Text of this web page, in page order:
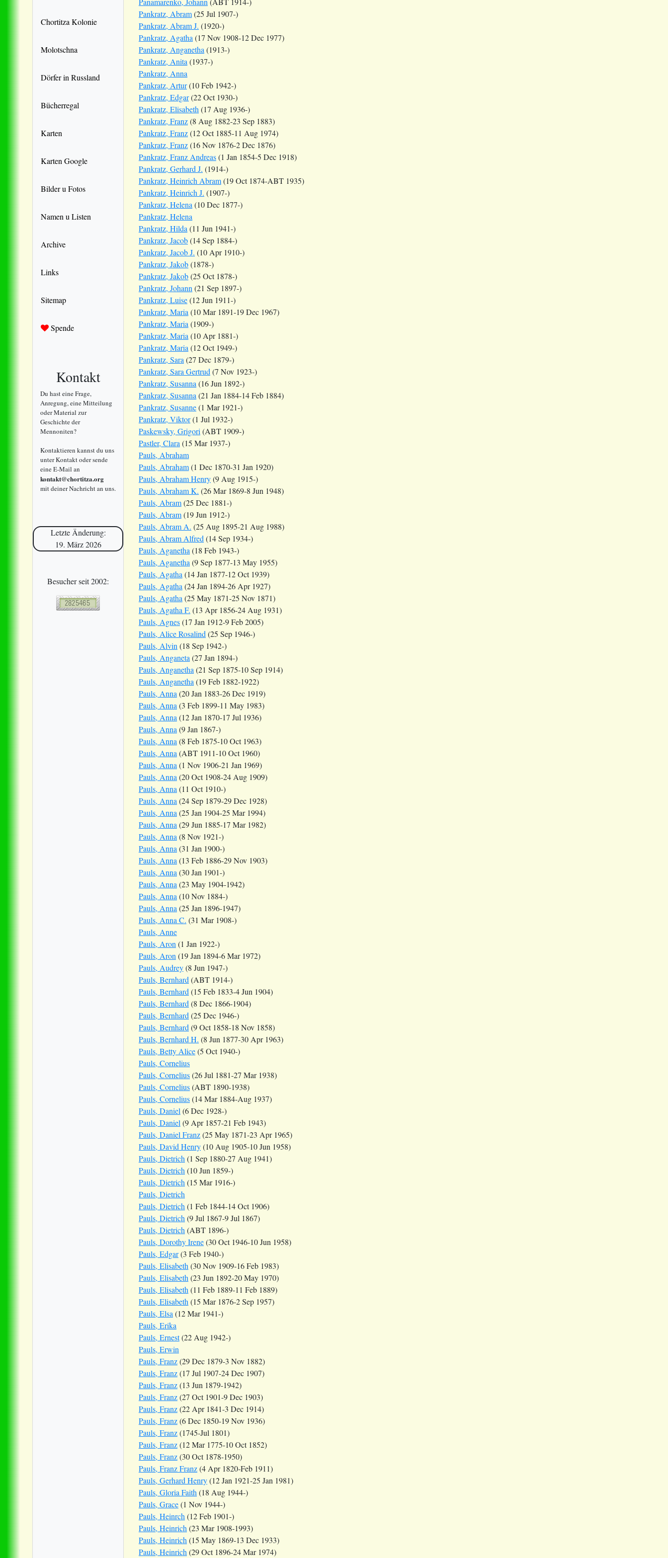
Chortitza Kolonie
Molotschna
Dörfer in Russland
Bücherregal
Karten
Karten Google
Bilder u Fotos
Namen u Listen
Archive
Links
Sitemap
Spende
Kontakt
Du hast eine Frage,
Anregung, eine Mitteilung
oder Material zur
Geschichte der
Mennoniten?
Kontaktieren kannst du uns
unter Kontakt oder sende
eine E-Mail an
kontakt@chortitza.org
mit deiner Nachricht an uns.
Letzte Änderung:
19. März 2026
Besucher seit 2002:
Pankratz, Abram(25 Jul 1907-)
Pankratz, Abram J. (1920-)
Pankratz, Agatha (17 Nov 1908-12 Dec 1977)
Pankratz, Anganetha (1913-)
Pankratz, Anita (1937-)
Pankratz, Anna
Pankratz, Artur(10 Feb 1942-)
Pankratz, Edgar(22 Oct 1930-)
Pankratz, Elisabeth (17 Aug 1936-)
Pankratz, Franz(8 Aug 1882-23 Sep 1883)
Pankratz, Franz(12 Oct 1885-11 Aug 1974)
Pankratz, Franz(16 Nov 1876-2 Dec 1876)
Pankratz, Franz Andreas(1 Jan 1854-5 Dec 1918)
Pankratz, Gerhard J. (1914-)
Pankratz, Heinrich Abram(19 Oct 1874-ABT 1935)
Pankratz, Heinrich J. (1907-)
Pankratz, Helena (10 Dec 1877-)
Pankratz, Helena
Pankratz, Hilda (11 Jun 1941-)
Pankratz, Jacob(14 Sep 1884-)
Pankratz, Jacob J. (10 Apr 1910-)
Pankratz, Jakob(1878-)
Pankratz, Jakob(25 Oct 1878-)
Pankratz, Johann (21 Sep 1897-)
Pankratz, Luise(12 Jun 1911-)
Pankratz, Maria (10 Mar 1891-19 Dec 1967)
Pankratz, Maria (1909-)
Pankratz, Maria (10 Apr 1881-)
Pankratz, Maria (12 Oct 1949-)
Pankratz, Sara (27 Dec 1879-)
Pankratz, Sara Gertrud (7 Nov 1923-)
Pankratz, Susanna (16 Jun 1892-)
Pankratz, Susanna (21 Jan 1884-14 Feb 1884)
Pankratz, Susanne(1 Mar 1921-)
Pankratz, Viktor(1 Jul 1932-)
Paskewsky, Grigori (ABT 1909-)
Pastler, Clara (15 Mar 1937-)
Pauls, Abraham
Pauls, Abraham(1 Dec 1870-31 Jan 1920)
Pauls, Abraham Henry(9 Aug 1915-)
Pauls, Abraham K. (26 Mar 1869-8 Jun 1948)
Pauls, Abram(25 Dec 1881-)
Pauls, Abram(19 Jun 1912-)
Pauls, Abram A. (25 Aug 1895-21 Aug 1988)
Pauls, Abram Alfred (14 Sep 1934-)
Pauls, Aganetha (18 Feb 1943-)
Pauls, Aganetha (9 Sep 1877-13 May 1955)
Pauls, Agatha (14 Jan 1877-12 Oct 1939)
Pauls, Agatha (24 Jan 1894-26 Apr 1927)
Pauls, Agatha (25 May 1871-25 Nov 1871)
Pauls, Agatha F. (13 Apr 1856-24 Aug 1931)
Pauls, Agnes(17 Jan 1912-9 Feb 2005)
Pauls, Alice Rosalind (25 Sep 1946-)
Pauls, Alvin (18 Sep 1942-)
Pauls, Anganeta (27 Jan 1894-)
Pauls, Anganetha (21 Sep 1875-10 Sep 1914)
Pauls, Anganetha (19 Feb 1882-1922)
Pauls, Anna (20 Jan 1883-26 Dec 1919)
Pauls, Anna (3 Feb 1899-11 May 1983)
Pauls, Anna (12 Jan 1870-17 Jul 1936)
Pauls, Anna (9 Jan 1867-)
Pauls, Anna (8 Feb 1875-10 Oct 1963)
Pauls, Anna (ABT 1911-10 Oct 1960)
Pauls, Anna (1 Nov 1906-21 Jan 1969)
Pauls, Anna (20 Oct 1908-24 Aug 1909)
Pauls, Anna (11 Oct 1910-)
Pauls, Anna (24 Sep 1879-29 Dec 1928)
Pauls, Anna (25 Jan 1904-25 Mar 1994)
Pauls, Anna (29 Jun 1885-17 Mar 1982)
Pauls, Anna (8 Nov 1921-)
Pauls, Anna (31 Jan 1900-)
Pauls, Anna (13 Feb 1886-29 Nov 1903)
Pauls, Anna (30 Jan 1901-)
Pauls, Anna (23 May 1904-1942)
Pauls, Anna (10 Nov 1884-)
Pauls, Anna (25 Jan 1896-1947)
Pauls, Anna C. (31 Mar 1908-)
Pauls, Anne
Pauls, Aron (1 Jan 1922-)
Pauls, Aron (19 Jan 1894-6 Mar 1972)
Pauls, Audrey(8 Jun 1947-)
Pauls, Bernhard (ABT 1914-)
Pauls, Bernhard (15 Feb 1833-4 Jun 1904)
Pauls, Bernhard (8 Dec 1866-1904)
Pauls, Bernhard (25 Dec 1946-)
Pauls, Bernhard (9 Oct 1858-18 Nov 1858)
Pauls, Bernhard H. (8 Jun 1877-30 Apr 1963)
Pauls, Betty Alice(5 Oct 1940-)
Pauls, Cornelius
Pauls, Cornelius(26 Jul 1881-27 Mar 1938)
Pauls, Cornelius(ABT 1890-1938)
Pauls, Cornelius(14 Mar 1884-Aug 1937)
Pauls, Daniel (6 Dec 1928-)
Pauls, Daniel (9 Apr 1857-21 Feb 1943)
Pauls, Daniel Franz(25 May 1871-23 Apr 1965)
Pauls, David Henry(10 Aug 1905-10 Jun 1958)
Pauls, Dietrich (1 Sep 1880-27 Aug 1941)
Pauls, Dietrich (10 Jun 1859-)
Pauls, Dietrich (15 Mar 1916-)
Pauls, Dietrich
Pauls, Dietrich (1 Feb 1844-14 Oct 1906)
Pauls, Dietrich (9 Jul 1867-9 Jul 1867)
Pauls, Dietrich (ABT 1896-)
Pauls, Dorothy Irene(30 Oct 1946-10 Jun 1958)
Pauls, Edgar(3 Feb 1940-)
Pauls, Elisabeth (30 Nov 1909-16 Feb 1983)
Pauls, Elisabeth (23 Jun 1892-20 May 1970)
Pauls, Elisabeth (11 Feb 1889-11 Feb 1889)
Pauls, Elisabeth (15 Mar 1876-2 Sep 1957)
Pauls, Elsa (12 Mar 1941-)
Pauls, Erika
Pauls, Ernest(22 Aug 1942-)
Pauls, Erwin
Pauls, Franz(29 Dec 1879-3 Nov 1882)
Pauls, Franz(17 Jul 1907-24 Dec 1907)
Pauls, Franz(13 Jun 1879-1942)
Pauls, Franz(27 Oct 1901-9 Dec 1903)
Pauls, Franz(22 Apr 1841-3 Dec 1914)
Pauls, Franz(6 Dec 1850-19 Nov 1936)
Pauls, Franz(1745-Jul 1801)
Pauls, Franz(12 Mar 1775-10 Oct 1852)
Pauls, Franz(30 Oct 1878-1950)
Pauls, Franz Franz(4 Apr 1820-Feb 1911)
Pauls, Gerhard Henry(12 Jan 1921-25 Jan 1981)
Pauls, Gloria Faith (18 Aug 1944-)
Pauls, Grace(1 Nov 1944-)
Pauls, Heinrch (12 Feb 1901-)
Pauls, Heinrich (23 Mar 1908-1993)
Pauls, Heinrich (15 May 1869-13 Dec 1933)
Pauls, Heinrich (29 Oct 1896-24 Mar 1974)